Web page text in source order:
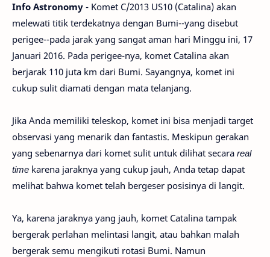
Info Astronomy - Komet C/2013 US10 (Catalina) akan
melewati titik terdekatnya dengan Bumi--yang disebut
perigee--pada jarak yang sangat aman hari Minggu ini, 17
Januari 2016. Pada perigee-nya, komet Catalina akan
berjarak 110 juta km dari Bumi. Sayangnya, komet ini
cukup sulit diamati dengan mata telanjang.
Jika Anda memiliki teleskop, komet ini bisa menjadi target
observasi yang menarik dan fantastis. Meskipun gerakan
yang sebenarnya dari komet sulit untuk dilihat secara real
time karena jaraknya yang cukup jauh, Anda tetap dapat
melihat bahwa komet telah bergeser posisinya di langit.
Ya, karena jaraknya yang jauh, komet Catalina tampak
bergerak perlahan melintasi langit, atau bahkan malah
bergerak semu mengikuti rotasi Bumi. Namun